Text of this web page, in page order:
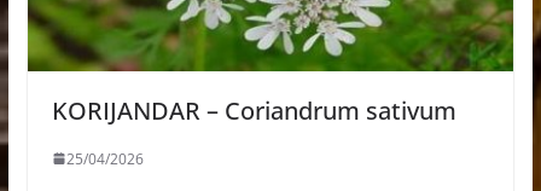
KORIJANDAR – Coriandrum sativum
25/04/2026